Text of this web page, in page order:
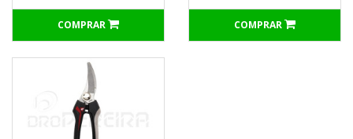
COMPRAR COMPRAR